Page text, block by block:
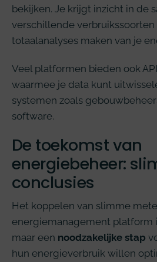
bekijken. Je krijgt inzicht in de
verschillende verbruikssoorten
totaalanalyses maken van je
Veel platformen bieden ook
waarmee je data kunt
systemen zoals
software.
De toekomst van
energiebeheer:
conclusies
Het koppelen van slimme
energiemanagement platform
maar een noodzakelijke stap
hun energieverbruik willen